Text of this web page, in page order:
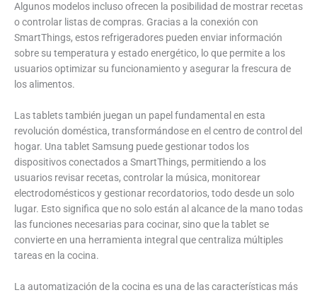
Algunos modelos incluso ofrecen la posibilidad de mostrar recetas
o controlar listas de compras. Gracias a la conexión con
SmartThings, estos refrigeradores pueden enviar información
sobre su temperatura y estado energético, lo que permite a los
usuarios optimizar su funcionamiento y asegurar la frescura de
los alimentos.
Las tablets también juegan un papel fundamental en esta
revolución doméstica, transformándose en el centro de control del
hogar. Una tablet Samsung puede gestionar todos los
dispositivos conectados a SmartThings, permitiendo a los
usuarios revisar recetas, controlar la música, monitorear
electrodomésticos y gestionar recordatorios, todo desde un solo
lugar. Esto significa que no solo están al alcance de la mano todas
las funciones necesarias para cocinar, sino que la tablet se
convierte en una herramienta integral que centraliza múltiples
tareas en la cocina.
La automatización de la cocina es una de las características más